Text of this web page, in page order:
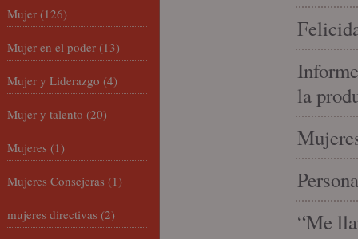
la
“Me
Mujer (126)
Mujer en el poder (13)
Mujer y Liderazgo (4)
Mujer y talento (20)
Mujeres (1)
Mujeres Consejeras (1)
mujeres directivas (2)